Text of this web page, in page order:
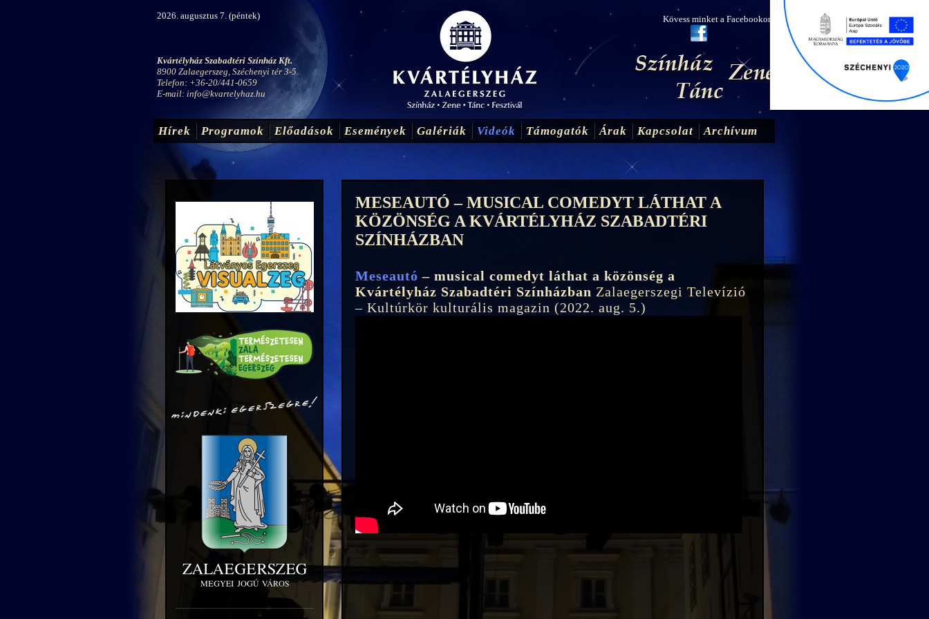
2026. augusztus 7. (péntek) Kövess minket a Facebookon!
Kvártélyház Szabadtéri Színház Kft.
8900 Zalaegerszeg, Széchenyi tér 3-5.
Telefon: +36-20/441-0659
E-mail: info@kvartelyhaz.hu
Hírek Programok Előadások Események Galériák Videók Támogatók Árak Kapcsolat Archívum
MESEAUTÓ – MUSICAL COMEDYT LÁTHAT A
KÖZÖNSÉG A KVÁRTÉLYHÁZ SZABADTÉRI
SZÍNHÁZBAN
Meseautó – musical comedyt láthat a közönség a
Kvártélyház Szabadtéri Színházban Zalaegerszegi Televízió
– Kultúrkör kulturális magazin (2022. aug. 5.)